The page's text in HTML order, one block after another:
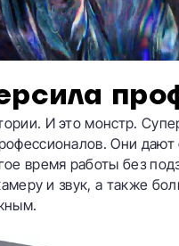
И это монстр.
Они
время работы без
и звук, а также